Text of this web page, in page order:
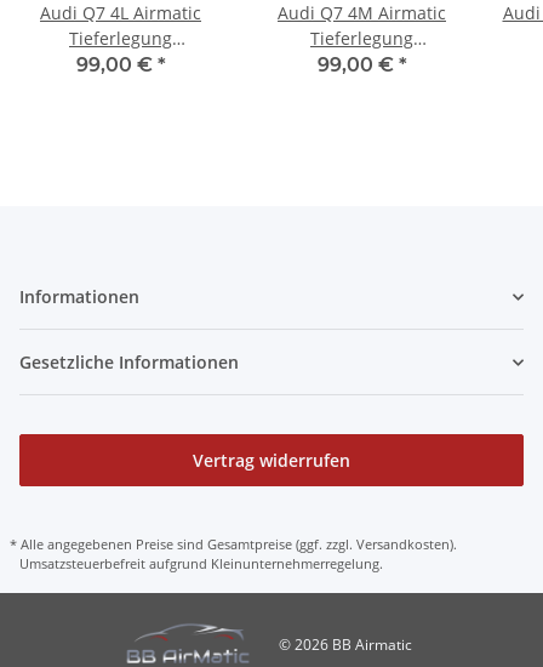
Audi Q7 4L Airmatic
Tieferlegung
Luftfahrwerk ASS
99,00 € *
Audi Q7 4M Airmatic
Tieferlegung
Luftfahrwerk ASS
99,00 € *
Audi
Informationen
Gesetzliche Informationen
Vertrag widerrufen
* Alle angegebenen Preise sind Gesamtpreise (ggf. zzgl. Versandkosten).
Umsatzsteuerbefreit aufgrund Kleinunternehmerregelung.
© 2026 BB Airmatic